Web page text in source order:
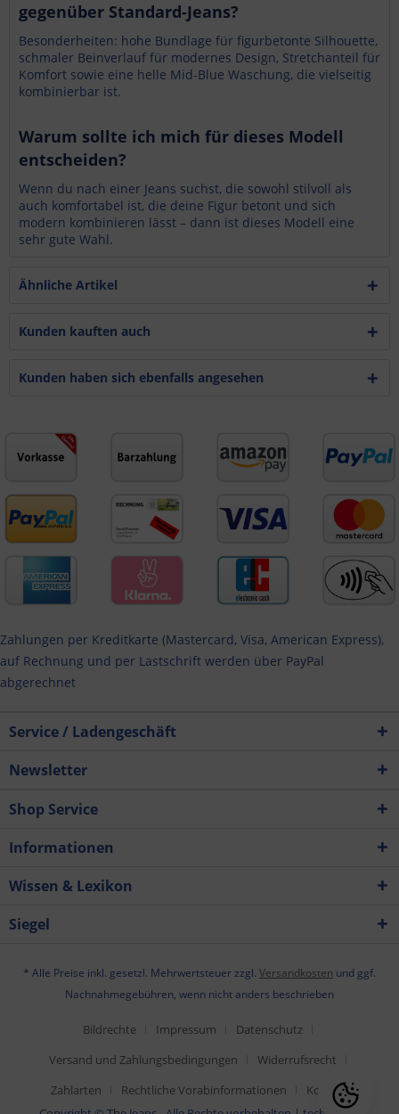
gegenüber Standard-Jeans?
Besonderheiten: hohe Bundlage für figurbetonte Silhouette,
schmaler Beinverlauf für modernes Design, Stretchanteil für
Komfort sowie eine helle Mid-Blue Waschung, die vielseitig
kombinierbar ist.
Warum sollte ich mich für dieses Modell
entscheiden?
Wenn du nach einer Jeans suchst, die sowohl stilvoll als
auch komfortabel ist, die deine Figur betont und sich
modern kombinieren lässt – dann ist dieses Modell eine
sehr gute Wahl.
Ähnliche Artikel
Kunden kauften auch
Kunden haben sich ebenfalls angesehen
Zahlungen per Kreditkarte (Mastercard, Visa, American Express),
auf Rechnung und per Lastschrift werden über PayPal
abgerechnet
Service / Ladengeschäft
Newsletter
Shop Service
Informationen
Wissen & Lexikon
Siegel
* Alle Preise inkl. gesetzl. Mehrwertsteuer zzgl. Versandkosten und ggf.
Nachnahmegebühren, wenn nicht anders beschrieben
Bildrechte Impressum
Datenschutz
Versand und Zahlungsbedingungen
Widerrufsrecht
Zahlarten
Rechtliche Vorabinformationen
Kontakt